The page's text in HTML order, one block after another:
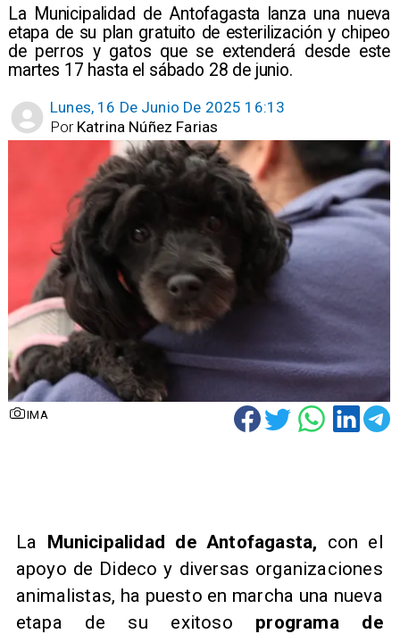
​La Municipalidad de Antofagasta lanza una nueva
etapa de su plan gratuito de esterilización y chipeo
de perros y gatos que se extenderá desde este
martes 17 hasta el sábado 28 de junio.
Lunes, 16 De Junio De 2025 16:13
Katrina Núñez Farias
Por
IMA
La Municipalidad de Antofagasta, con el
apoyo de Dideco y diversas organizaciones
animalistas, ha puesto en marcha una nueva
etapa de su exitoso programa de